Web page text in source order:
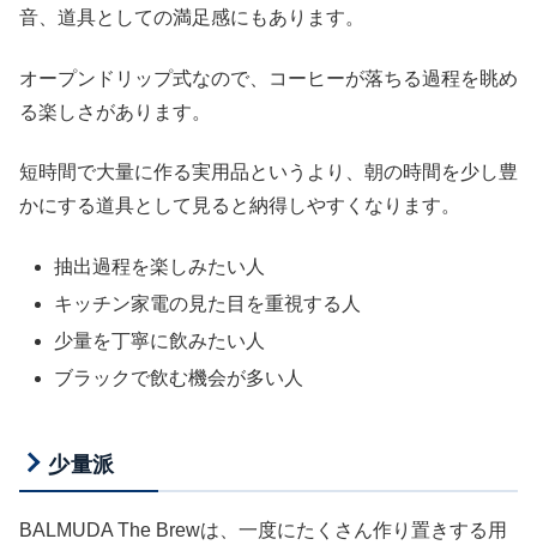
音、道具としての満足感にもあります。
オープンドリップ式なので、コーヒーが落ちる過程を眺め
る楽しさがあります。
短時間で大量に作る実用品というより、朝の時間を少し豊
かにする道具として見ると納得しやすくなります。
抽出過程を楽しみたい人
キッチン家電の見た目を重視する人
少量を丁寧に飲みたい人
ブラックで飲む機会が多い人
少量派
BALMUDA The Brewは、一度にたくさん作り置きする用